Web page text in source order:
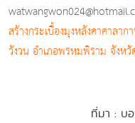
สร้างกระเบื้องมุงหลังคาศาลา
วังวน อำเภอพรหมพิราม จังห
ที่มา : บ